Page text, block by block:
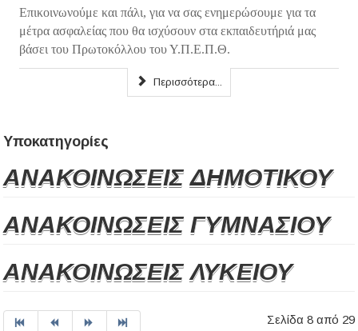
Επικοινωνούμε και πάλι, για να σας ενημερώσουμε για τα
μέτρα ασφαλείας που θα ισχύσουν στα εκπαιδευτήριά μας
βάσει του Πρωτοκόλλου του Υ.Π.Ε.Π.Θ.
Περισσότερα...
Υποκατηγορίες
ΑΝΑΚΟΙΝΩΣΕΙΣ ΔΗΜΟΤΙΚΟΥ
ΑΝΑΚΟΙΝΩΣΕΙΣ ΓΥΜΝΑΣΙΟΥ
ΑΝΑΚΟΙΝΩΣΕΙΣ ΛΥΚΕΙΟΥ
Σελίδα 8 από 29